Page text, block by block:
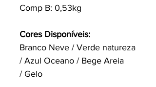
Comp B: 0,53kg
Cores Disponíveis:
Branco Neve / Verde natureza
/ Azul Oceano / Bege Areia
/ Gelo